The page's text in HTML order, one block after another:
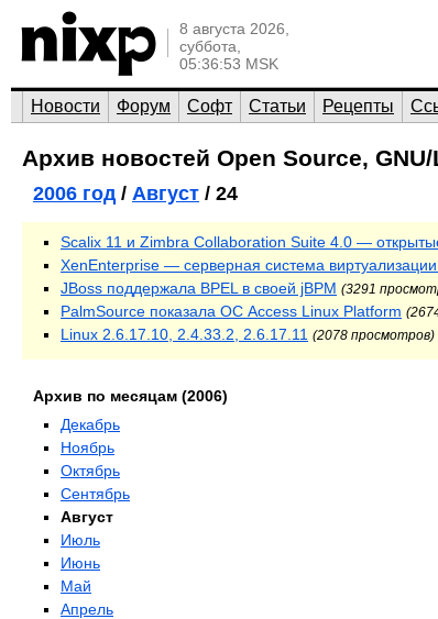
8 августа 2026,
суббота,
05:36:53 MSK
Новости Форум Софт Статьи Рецепты
Архив новостей Open Source,
2006 год/ Август / 24
Scalix 11 и Zimbra Collaboration Suite 4.0 —
XenEnterprise — серверная система
JBoss поддержала BPEL в своей jBPM (3291
PalmSource показала ОС Access Linux Platform
Linux 2.6.17.10, 2.4.33.2, 2.6.17.11 (2078 просмотров)
Архив по месяцам (2006)
Декабрь
Ноябрь
Октябрь
Сентябрь
Август
Июль
Июнь
Май
Апрель